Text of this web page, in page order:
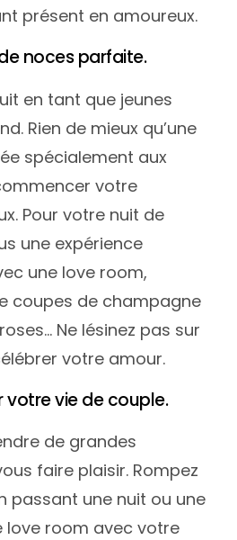
présent en amoureux.
noces parfaite.
en tant que jeunes
Rien de mieux qu’une
spécialement aux
votre
Pour votre nuit de
une expérience
une love room,
coupes de champagne
Ne lésinez pas sur
votre amour.
votre vie de couple.
de grandes
faire plaisir. Rompez
passant une nuit ou une
love room avec votre